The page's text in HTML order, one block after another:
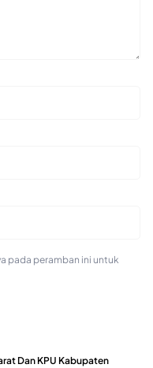
pada peramban ini untuk
Dan KPU Kabupaten